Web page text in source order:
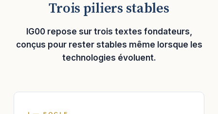
Trois piliers stables
IG00 repose sur trois textes fondateurs,
conçus pour rester stables même lorsque les
technologies évoluent.